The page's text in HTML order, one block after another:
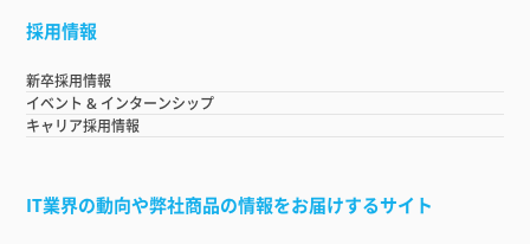
採用情報
新卒採用情報
イベント & インターンシップ
キャリア採用情報
IT業界の動向や弊社商品の情報をお届けするサイト